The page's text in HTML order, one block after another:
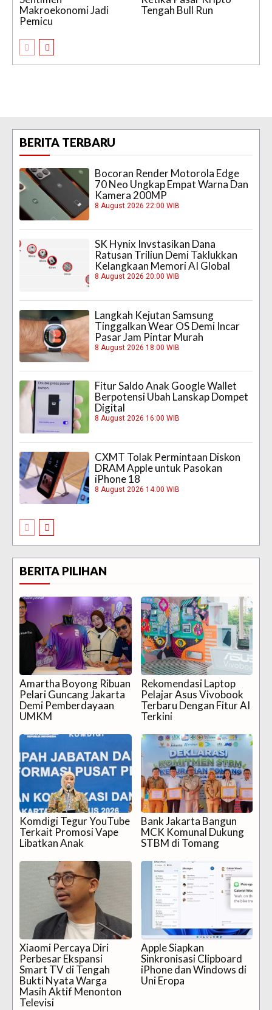
Makroekonomi Jadi
Pemicu
Tengah Bull Run
BERITA TERBARU
Bocoran Render Motorola Edge
70 Neo Ungkap Empat Warna Dan
Kamera 200MP
8 August 2026 22:00 WIB
SK Hynix Invstasikan Dana
Ratusan Triliun Demi Taklukkan
Kelangkaan Memori AI Global
8 August 2026 20:00 WIB
Langkah Kejutan Samsung
Tinggalkan Wear OS Demi Incar
Pasar Jam Pintar Murah
8 August 2026 18:00 WIB
Fitur Saldo Anak Google Wallet
Berpotensi Ubah Lanskap Dompet
Digital
8 August 2026 16:00 WIB
CXMT Tolak Permintaan Diskon
DRAM Apple untuk Pasokan
iPhone 18
8 August 2026 14:00 WIB
BERITA PILIHAN
Amartha Boyong Ribuan
Pelari Guncang Jakarta
Demi Pemberdayaan
UMKM
Rekomendasi Laptop
Pelajar Asus Vivobook
Terbaru Dengan Fitur AI
Terkini
Komdigi Tegur YouTube
Terkait Promosi Vape
Libatkan Anak
Bank Jakarta Bangun
MCK Komunal Dukung
STBM di Tomang
Xiaomi Percaya Diri
Perbesar Ekspansi
Smart TV di Tengah
Bukti Nyata Warga
Masih Aktif Menonton
Televisi
Apple Siapkan
Sinkronisasi Clipboard
iPhone dan Windows di
Uni Eropa